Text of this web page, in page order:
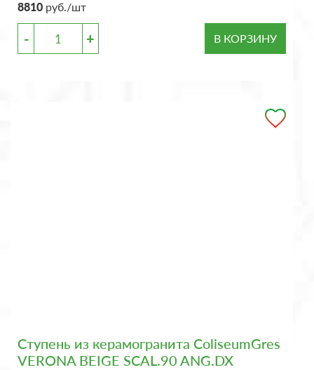
8810 руб./шт
- + В КОРЗИНУ
Ступень из керамогранита ColiseumGres
VERONA BEIGE SCAL.90 ANG.DX